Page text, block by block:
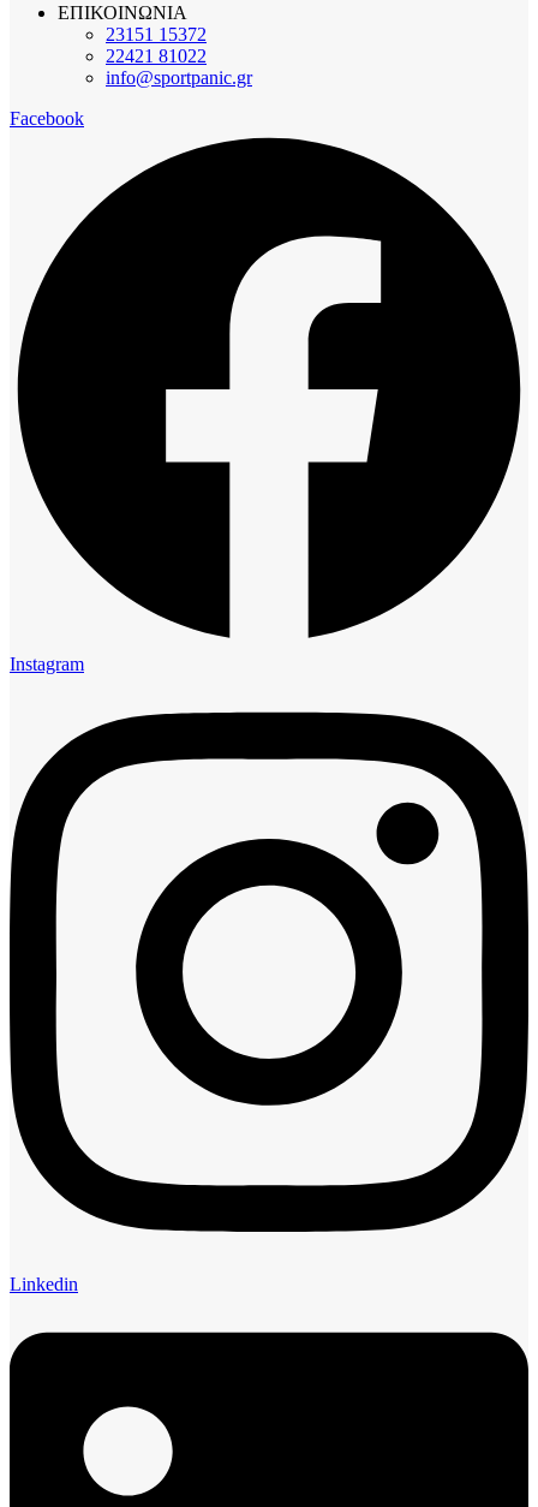
ΕΠΙΚΟΙΝΩΝΙΑ
23151 15372
22421 81022
info@sportpanic.gr
Facebook
Instagram
Linkedin